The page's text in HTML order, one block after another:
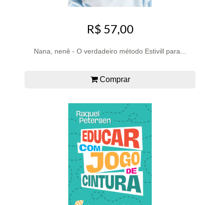
R$ 57,00
Nana, nenê - O verdadeiro método Estivill para...
Comprar